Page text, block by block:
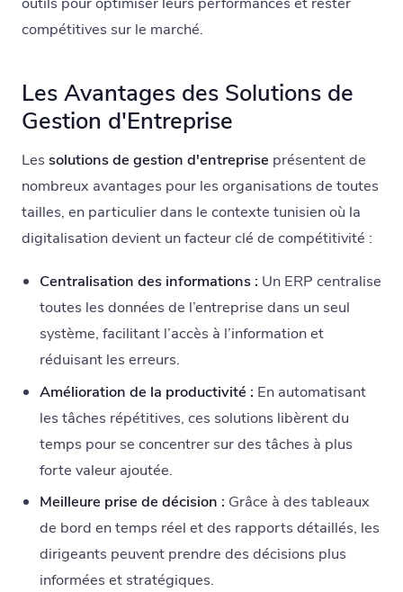
compétitives sur le marché.
Les Avantages des Solutions de
Gestion d'Entreprise
Les solutions de gestion d'entreprise présentent de
nombreux avantages pour les organisations de toutes
tailles, en particulier dans le contexte tunisien où la
digitalisation devient un facteur clé de compétitivité :
Centralisation des informations : Un ERP centralise
toutes les données de l’entreprise dans un seul
système, facilitant l’accès à l’information et
réduisant les erreurs.
Amélioration de la productivité : En automatisant
les tâches répétitives, ces solutions libèrent du
temps pour se concentrer sur des tâches à plus
forte valeur ajoutée.
Meilleure prise de décision : Grâce à des tableaux
de bord en temps réel et des rapports détaillés, les
dirigeants peuvent prendre des décisions plus
informées et stratégiques.